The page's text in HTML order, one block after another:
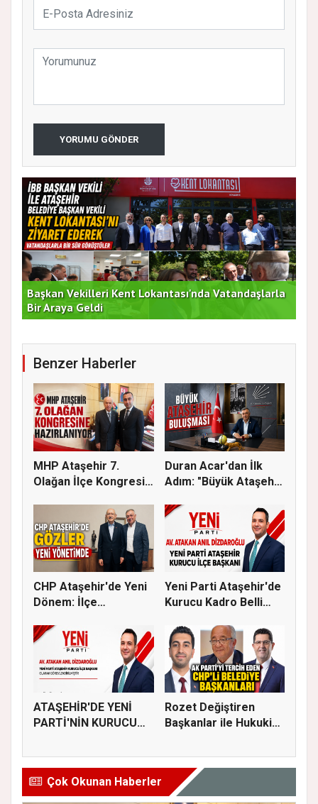
YORUMU GÖNDER
Başkan Vekilleri Kent Lokantası'nda Vatandaşlarla
Bir Araya Geldi
Benzer Haberler
MHP Ataşehir 7.
Olağan İlçe Kongresi
Duran Acar'dan İlk
Adım: "Büyük Ataşehir
CHP Ataşehir'de Yeni
Dönem: İlçe
Yeni Parti Ataşehir'de
Kurucu Kadro Belli
ATAŞEHİR'DE YENİ
PARTİ'NİN KURUCU
Rozet Değiştiren
Başkanlar ile Hukuki
Çok Okunan Haberler